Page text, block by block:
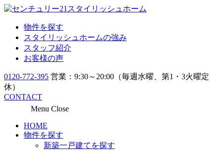
物件を探す
スタイリッシュホームの強み
スタッフ紹介
お客様の声
0120-772-395 営業：9:30～20:00（毎週水曜、第1・3火曜定
休）
CONTACT
Menu Close
HOME
物件を探す
新築一戸建てを探す